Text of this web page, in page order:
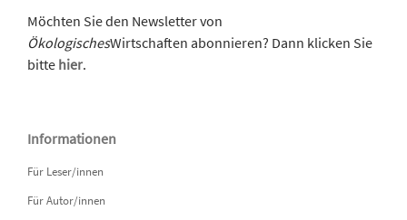
Möchten Sie den Newsletter von
ÖkologischesWirtschaften abonnieren? Dann klicken Sie
bitte hier.
Informationen
Für Leser/innen
Für Autor/innen